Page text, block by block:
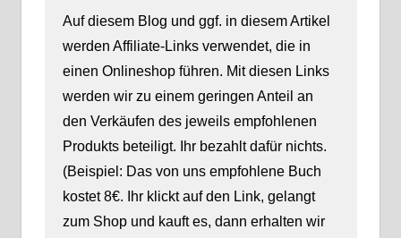
Auf diesem Blog und ggf. in diesem Artikel
werden Affiliate-Links verwendet, die in
einen Onlineshop führen. Mit diesen Links
werden wir zu einem geringen Anteil an
den Verkäufen des jeweils empfohlenen
Produkts beteiligt. Ihr bezahlt dafür nichts.
(Beispiel: Das von uns empfohlene Buch
kostet 8€. Ihr klickt auf den Link, gelangt
zum Shop und kauft es, dann erhalten wir